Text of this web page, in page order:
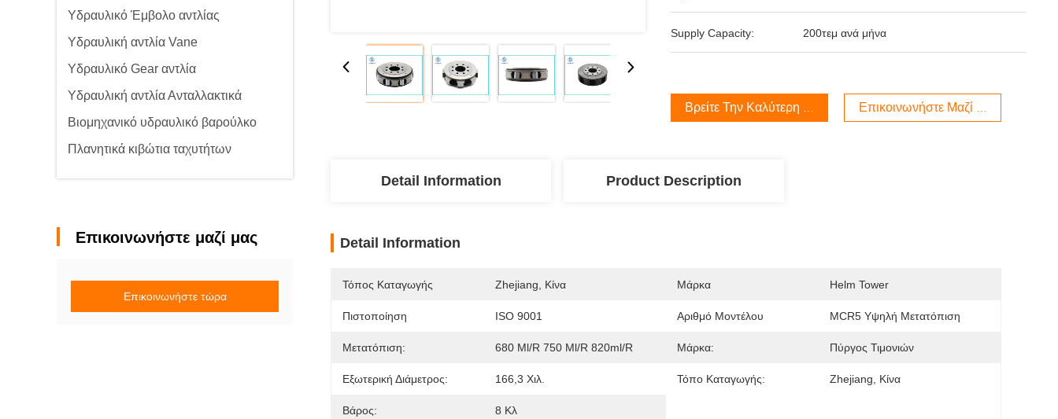
Υδραυλικό Έμβολο αντλίας
Υδραυλική αντλία Vane
Υδραυλικό Gear αντλία
Υδραυλική αντλία Ανταλλακτικά
Βιομηχανικό υδραυλικό βαρούλκο
Πλανητικά κιβώτια ταχυτήτων
Επικοινωνήστε μαζί μας
Επικοινωνήστε τώρα
Supply Capacity: 200τεμ ανά μήνα
Βρείτε Την Καλύτερη Τιμή Επικοινωνήστε Μαζί Μας
Detail Information Product Description
Detail Information
Τόπος Καταγωγής Zhejiang, Κίνα Μάρκα Helm Tower
Πιστοποίηση ISO 9001 Αριθμό Μοντέλου MCR5 Υψηλή Μετατόπιση
Μετατόπιση: 680 Ml/r 750 Ml/r 820ml/r Μάρκα: Πύργος Τιμονιών
Εξωτερική Διάμετρος: 166,3 Χιλ. Τόπο Καταγωγής: Zhejiang, Κίνα
Βάρος: 8 Κλ